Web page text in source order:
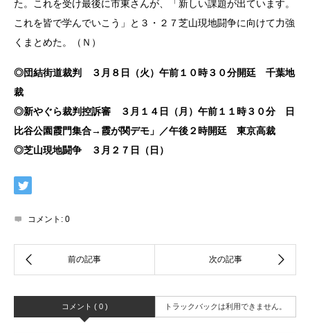
た。これを受け最後に市東さんが、「新しい課題が出ています。
これを皆で学んでいこう」と３・２７芝山現地闘争に向けて力強
くまとめた。（Ｎ）
◎団結街道裁判 ３月８日（火）午前１０時３０分開廷 千葉地
裁
◎新やぐら裁判控訴審 ３月１４日（月）午前１１時３０分 日
比谷公園霞門集合→霞が関デモ」
／午後２時開廷 東京高裁
◎芝山現地闘争 ３月２７日（日）
コメント: 0
コメント ( 0 ) トラックバックは利用できません。